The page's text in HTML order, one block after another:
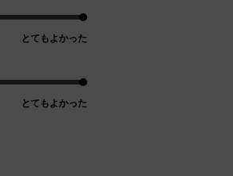
とてもよかった
とてもよかった